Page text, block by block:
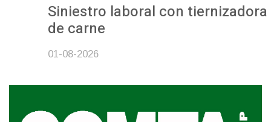
Siniestro laboral con tiernizadora
de carne
01-08-2026